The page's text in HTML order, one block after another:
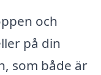
och
på din
som både är